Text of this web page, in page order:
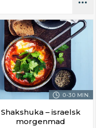
0-30 MIN.
Shakshuka – israelsk
morgenmad